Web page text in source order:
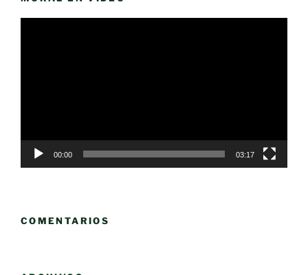
00:00 03:17
COMENTARIOS